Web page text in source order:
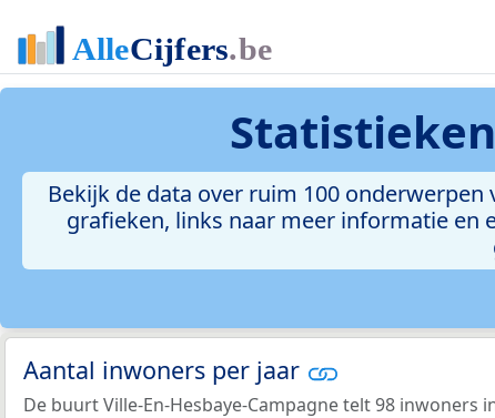
Statistieken
Bekijk de data over ruim 100
grafieken, links naar meer informatie en
Aantal inwoners per jaar
De buurt Ville-En-Hesbaye-Campagne telt 98 inwoners